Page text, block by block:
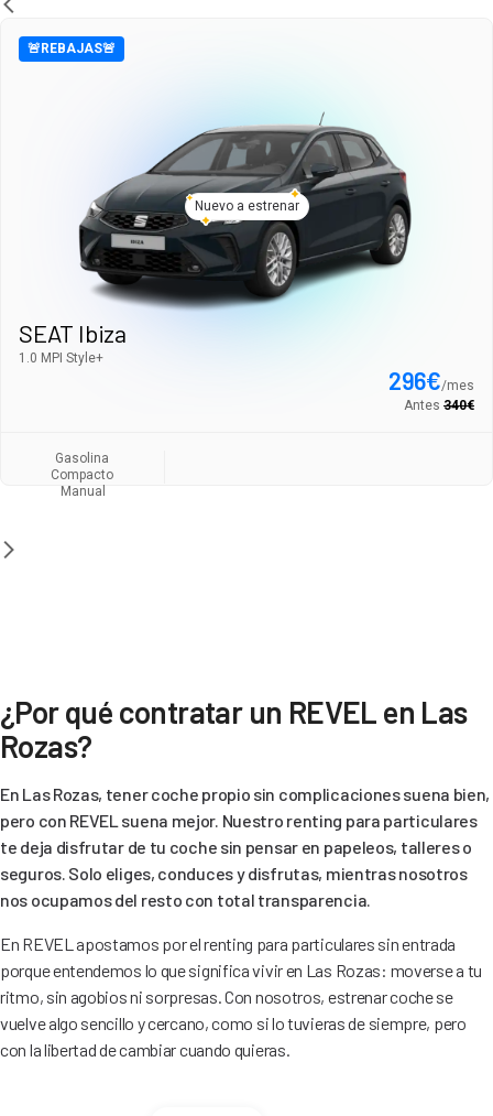
🚨REBAJAS🚨
Nuevo a estrenar
SEAT Ibiza
1.0 MPI Style+
296€/mes
Antes 340€
Gasolina
Compacto
Manual
¿Por qué contratar un REVEL en Las
Rozas?
En Las Rozas, tener coche propio sin complicaciones suena bien,
pero con REVEL suena mejor. Nuestro renting para particulares
te deja disfrutar de tu coche sin pensar en papeleos, talleres o
seguros. Solo eliges, conduces y disfrutas, mientras nosotros
nos ocupamos del resto con total transparencia.
En REVEL apostamos por el renting para particulares sin entrada
porque entendemos lo que significa vivir en Las Rozas: moverse a tu
ritmo, sin agobios ni sorpresas. Con nosotros, estrenar coche se
vuelve algo sencillo y cercano, como si lo tuvieras de siempre, pero
con la libertad de cambiar cuando quieras.